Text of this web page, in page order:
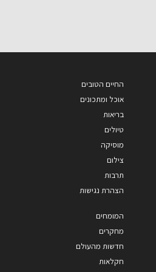
החיים הטובים
אוכל ומתכונים
בריאות
טיולים
מוסיקה
צילום
תרבות
הצהרת נגישות
המומחים
מחקרים
חדשות מהעולם
חקלאות